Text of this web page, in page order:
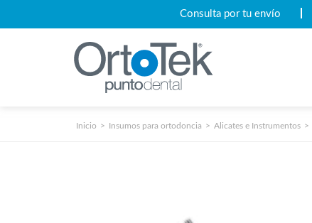
Consulta por tu envío
Inicio Insumos para ortodoncia Alicates e Instrumentos